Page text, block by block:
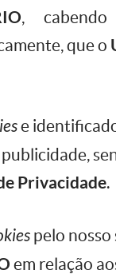
, cabendo
que o
e
Privacidade.
pelo
em relação